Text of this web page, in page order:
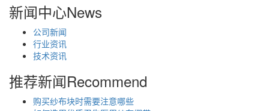
新闻中心News
公司新闻
行业资讯
技术资讯
推荐新闻Recommend
购买纱布块时需要注意哪些